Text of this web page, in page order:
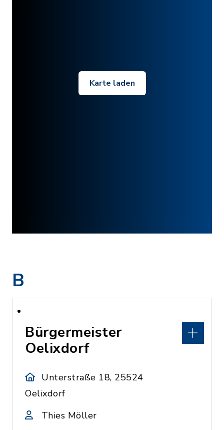
Karte laden
B
Bürgermeister
Oelixdorf
Unterstraße 18, 25524
Oelixdorf
Thies Möller